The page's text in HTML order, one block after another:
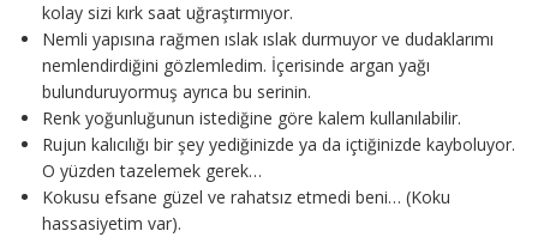
kolay sizi kırk saat uğraştırmıyor.
Nemli yapısına rağmen ıslak ıslak durmuyor ve dudaklarımı
nemlendirdiğini gözlemledim. İçerisinde argan yağı
bulunduruyormuş ayrıca bu serinin.
Renk yoğunluğunun istediğine göre kalem kullanılabilir.
Rujun kalıcılığı bir şey yediğinizde ya da içtiğinizde kayboluyor.
O yüzden tazelemek gerek…
Kokusu efsane güzel ve rahatsız etmedi beni… (Koku
hassasiyetim var).